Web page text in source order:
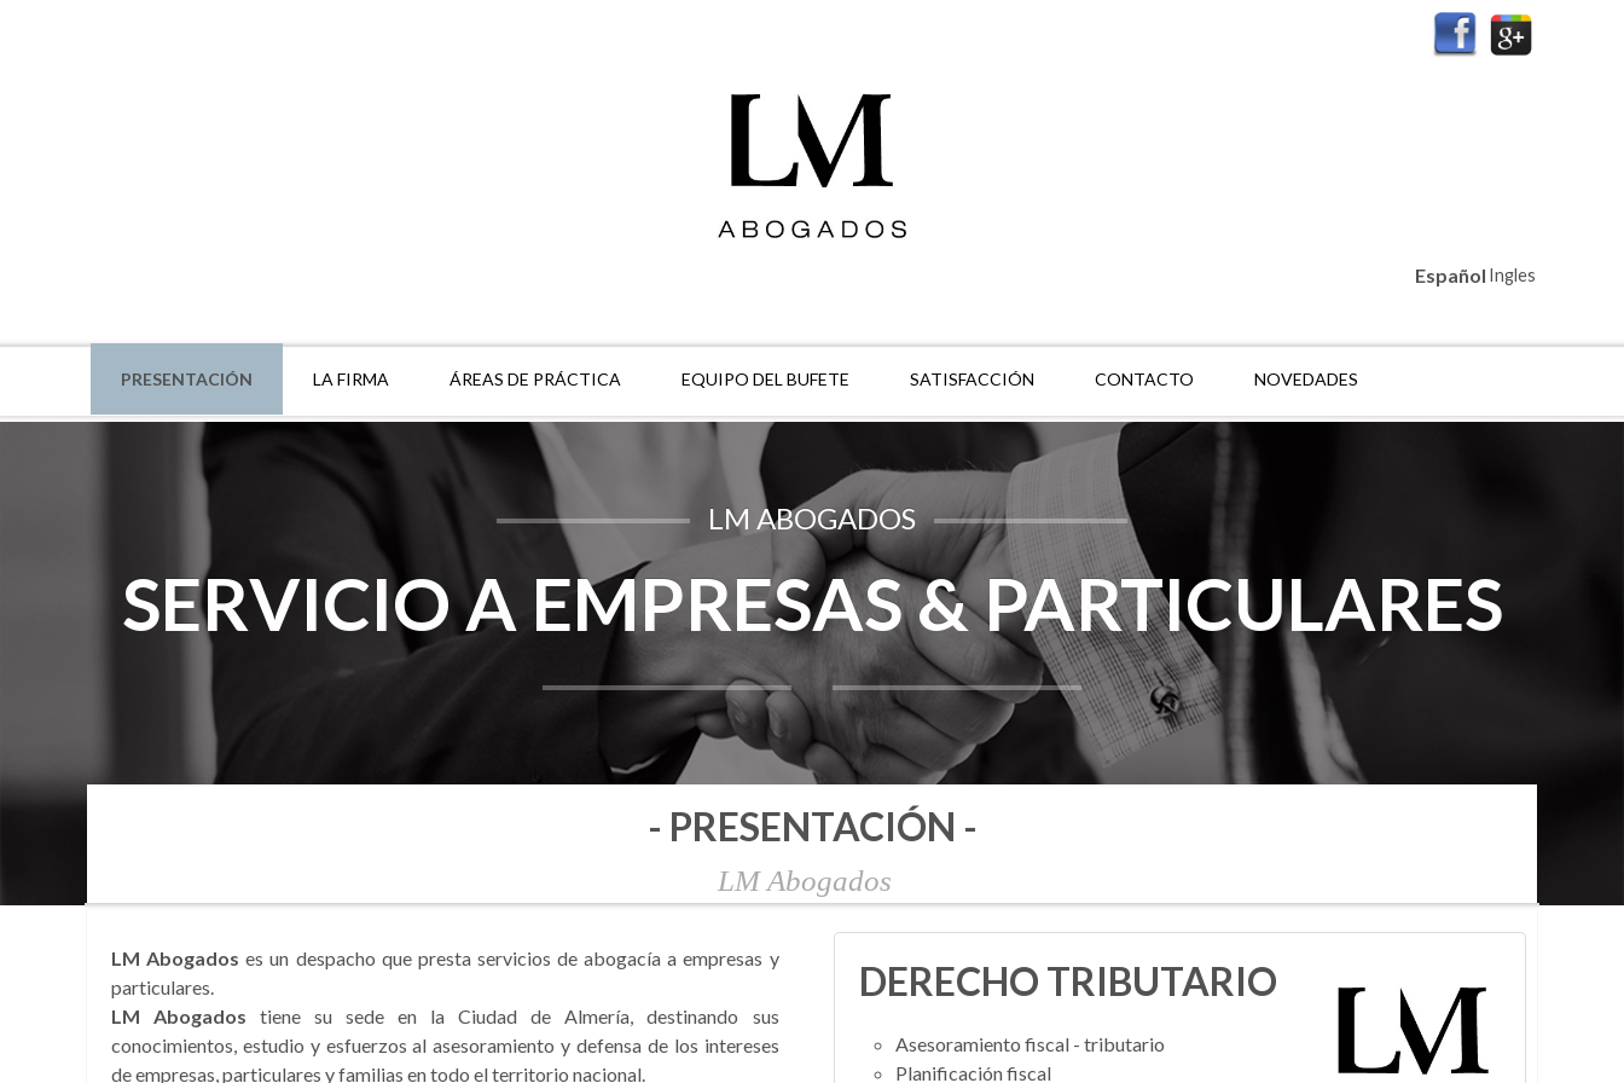
Español Ingles
PRESENTACIÓN LA FIRMA ÁREAS DE PRÁCTICA EQUIPO DEL BUFETE SATISFACCIÓN CONTACTO NOVEDADES
LM ABOGADOS
SERVICIO A EMPRESAS & PARTICULARES
- PRESENTACIÓN -
LM Abogados
LM Abogados es un despacho que presta servicios de abogacía a empresas y
particulares.
LM Abogados tiene su sede en la Ciudad de Almería, destinando sus
conocimientos, estudio y esfuerzos al asesoramiento y defensa de los intereses
de empresas, particulares y familias en todo el territorio nacional.
DERECHO TRIBUTARIO
Asesoramiento fiscal - tributario
Planificación fiscal